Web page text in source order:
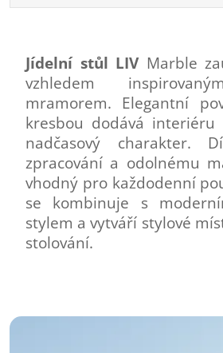
Jídelní stůl LIVMarble
vzhledem
mramorem. Elegantní
kresbou dodává interiéru
nadčasový charakter.
zpracování a odolnému
vhodný pro každodenní
se kombinuje s
stylem a vytváří stylové
stolování.